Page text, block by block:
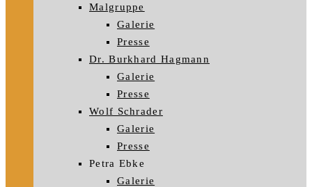
Malgruppe
Galerie
Presse
Dr. Burkhard Hagmann
Galerie
Presse
Wolf Schrader
Galerie
Presse
Petra Ebke
Galerie